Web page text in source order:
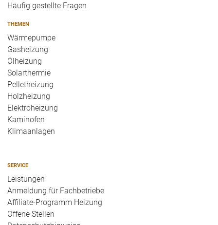
Häufig gestellte Fragen
THEMEN
Wärmepumpe
Gasheizung
Ölheizung
Solarthermie
Pelletheizung
Holzheizung
Elektroheizung
Kaminofen
Klimaanlagen
SERVICE
Leistungen
Anmeldung für Fachbetriebe
Affiliate-Programm Heizung
Offene Stellen